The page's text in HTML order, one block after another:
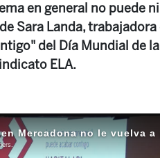
en general no puede
Sara Landa,
del Día Mundial de
ELA.